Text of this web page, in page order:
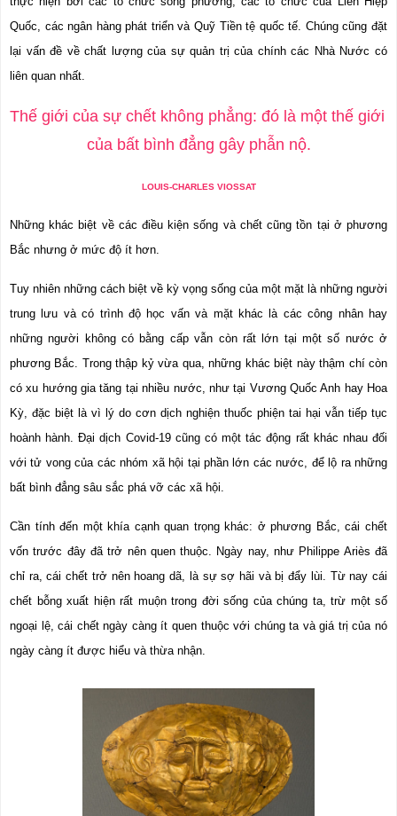
Quốc, các ngân hàng phát triển và Quỹ Tiền tệ quốc tế. Chúng cũng đặt
lại vấn đề về chất lượng của sự quản trị của chính các Nhà Nước có
liên quan nhất.
Thế giới của sự chết không phẳng: đó là một thế giới
của bất bình đẳng gây phẫn nộ.
LOUIS-CHARLES VIOSSAT
Những khác biệt về các điều kiện sống và chết cũng tồn tại ở phương
Bắc nhưng ở mức độ ít hơn.
Tuy nhiên những cách biệt về kỳ vọng sống của một mặt là những người
trung lưu và có trình độ học vấn và mặt khác là các công nhân hay
những người không có bằng cấp vẫn còn rất lớn tại một số nước ở
phương Bắc. Trong thập kỷ vừa qua, những khác biệt này thậm chí còn
có xu hướng gia tăng tại nhiều nước, như tại Vương Quốc Anh hay Hoa
Kỳ, đặc biệt là vì lý do cơn dịch nghiện thuốc phiện tai hại vẫn tiếp tục
hoành hành. Đại dịch Covid-19 cũng có một tác động rất khác nhau đối
với tử vong của các nhóm xã hội tại phần lớn các nước, để lộ ra những
bất bình đẳng sâu sắc phá vỡ các xã hội.
Cần tính đến một khía cạnh quan trọng khác: ở phương Bắc, cái chết
vốn trước đây đã trở nên quen thuộc. Ngày nay, như Philippe Ariès đã
chỉ ra, cái chết trở nên hoang dã, là sự sợ hãi và bị đẩy lùi. Từ nay cái
chết bỗng xuất hiện rất muộn trong đời sống của chúng ta, trừ một số
ngoại lệ, cái chết ngày càng ít quen thuộc với chúng ta và giá trị của nó
ngày càng ít được hiểu và thừa nhận.